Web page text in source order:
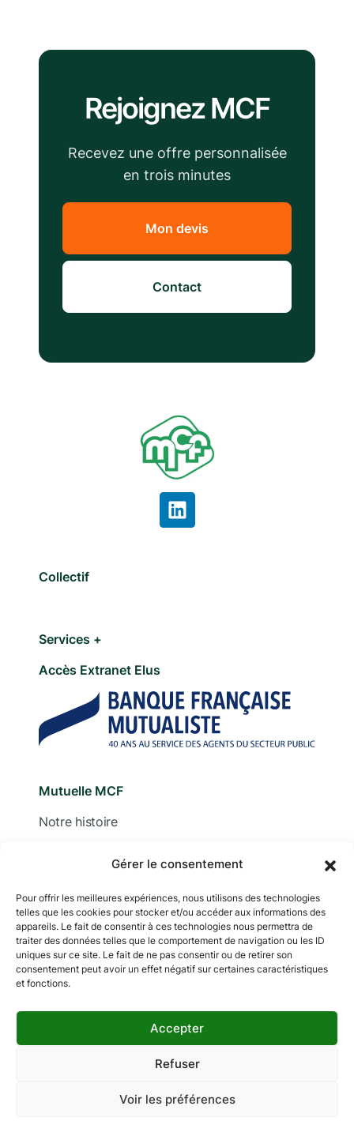
Gérer le consentement
Pour offrir les meilleures expériences, nous utilisons des technologies
telles que les cookies pour stocker et/ou accéder aux informations des
appareils. Le fait de consentir à ces technologies nous permettra de
traiter des données telles que le comportement de navigation ou les ID
uniques sur ce site. Le fait de ne pas consentir ou de retirer son
consentement peut avoir un effet négatif sur certaines caractéristiques
et fonctions.
Accepter
Refuser
Voir les préférences
Rejoignez MCF
Recevez une offre personnalisée
en trois minutes
Mon devis
Contact
Collectif
Services +
Accès Extranet Elus
Mutuelle MCF
Notre histoire
Adhérer
Documentation
Copyright © 2024 MCF. Tous droits réservés
Les photographies sur ce site sont © iStock sauf